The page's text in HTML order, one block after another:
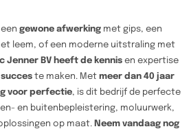
gewone afwerking met gips, een
leem, of een moderne uitstraling met
Jenner BV heeft de kennisen expertise
succeste maken. Met meer dan 40 jaar
voor perfectie, is dit bedrijf de perfecte
en buitenbepleistering, moluurwerk,
op maat. Neem vandaag nog